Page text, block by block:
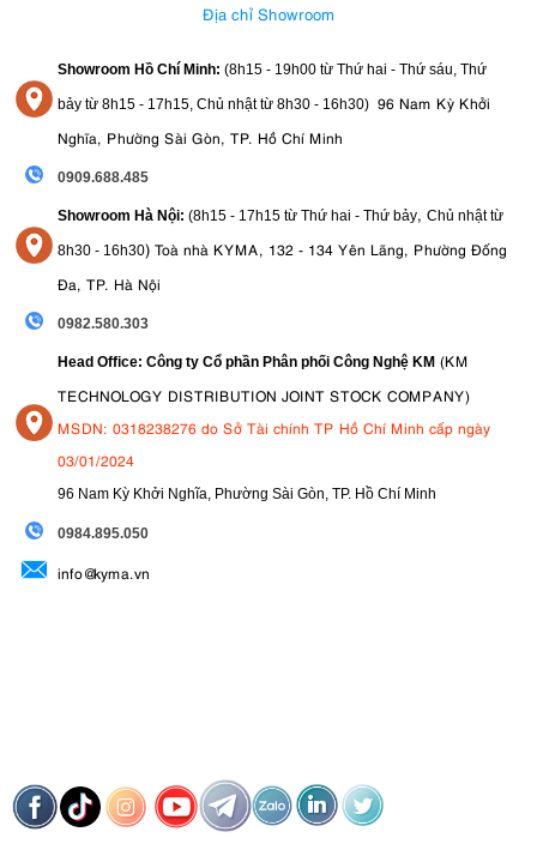
Địa chỉ Showroom
Showroom Hồ Chí Minh: (8h15 - 19h00 từ Thứ hai - Thứ sáu, Thứ
bảy từ 8h15 - 17h15, Chủ nhật từ 8h30 - 16h30) 96 Nam Kỳ Khởi
Nghĩa, Phường Sài Gòn, TP. Hồ Chí Minh
0909.688.485
Showroom Hà Nội: (8h15 - 17h15 từ Thứ hai - Thứ bảy, Chủ nhật từ
8h30 - 16h30) Toà nhà KYMA, 132 - 134 Yên Lãng, Phường Đống
Đa, TP. Hà Nội
0982.580.303
Head Office: Công ty Cổ phần Phân phối Công Nghệ KM (KM
TECHNOLOGY DISTRIBUTION JOINT STOCK COMPANY)
MSDN: 0318238276 do Sở Tài chính TP Hồ Chí Minh cấp ngày
03/01/2024
96 Nam Kỳ Khởi Nghĩa, Phường Sài Gòn, TP. Hồ Chí Minh
0984.895.050
info@kyma.vn